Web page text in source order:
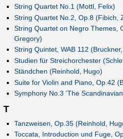
String Quartet No.1 (Mottl, Felix)
String Quartet No.2, Op.8 (Fibich,
String Quartet on Negro Themes,
Gregory)
String Quintet, WAB 112
Studien für Streichorchester
Ständchen (Reinhold, Hugo)
Suite for Violin and Piano, Op.42
Symphony No.3 'The
T
Tanzweisen, Op.35 (Reinhold,
Toccata, Introduction und Fuge,